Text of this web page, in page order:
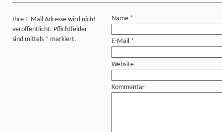
Ihre E-Mail Adresse wird nicht
veröffentlicht. Pflichtfelder
sind mittels * markiert.
Name *
E-Mail *
Website
Kommentar